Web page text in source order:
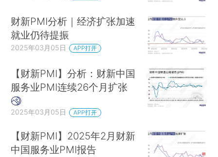
财新PMI分析｜经济扩张加速
就业仍待提振
2025年03月05日 APP打开
【财新PMI】分析：财新中国
服务业PMI连续26个月扩张
2025年03月05日 APP打开
【财新PMI】2025年2月财新
中国服务业PMI报告